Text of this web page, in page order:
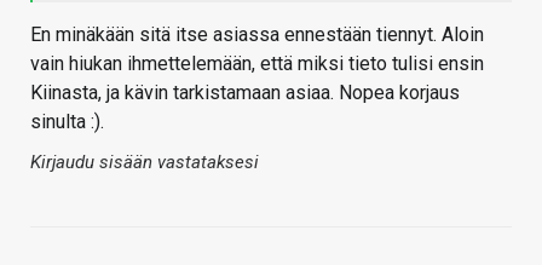
En minäkään sitä itse asiassa ennestään tiennyt. Aloin
vain hiukan ihmettelemään, että miksi tieto tulisi ensin
Kiinasta, ja kävin tarkistamaan asiaa. Nopea korjaus
sinulta :).
Kirjaudu sisään vastataksesi